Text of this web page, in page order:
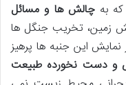
که بهچالش ها و مسائل
زمین، تخریب جنگل ها
این جنبه ها پرهیز
و دست نخورده طبیعت